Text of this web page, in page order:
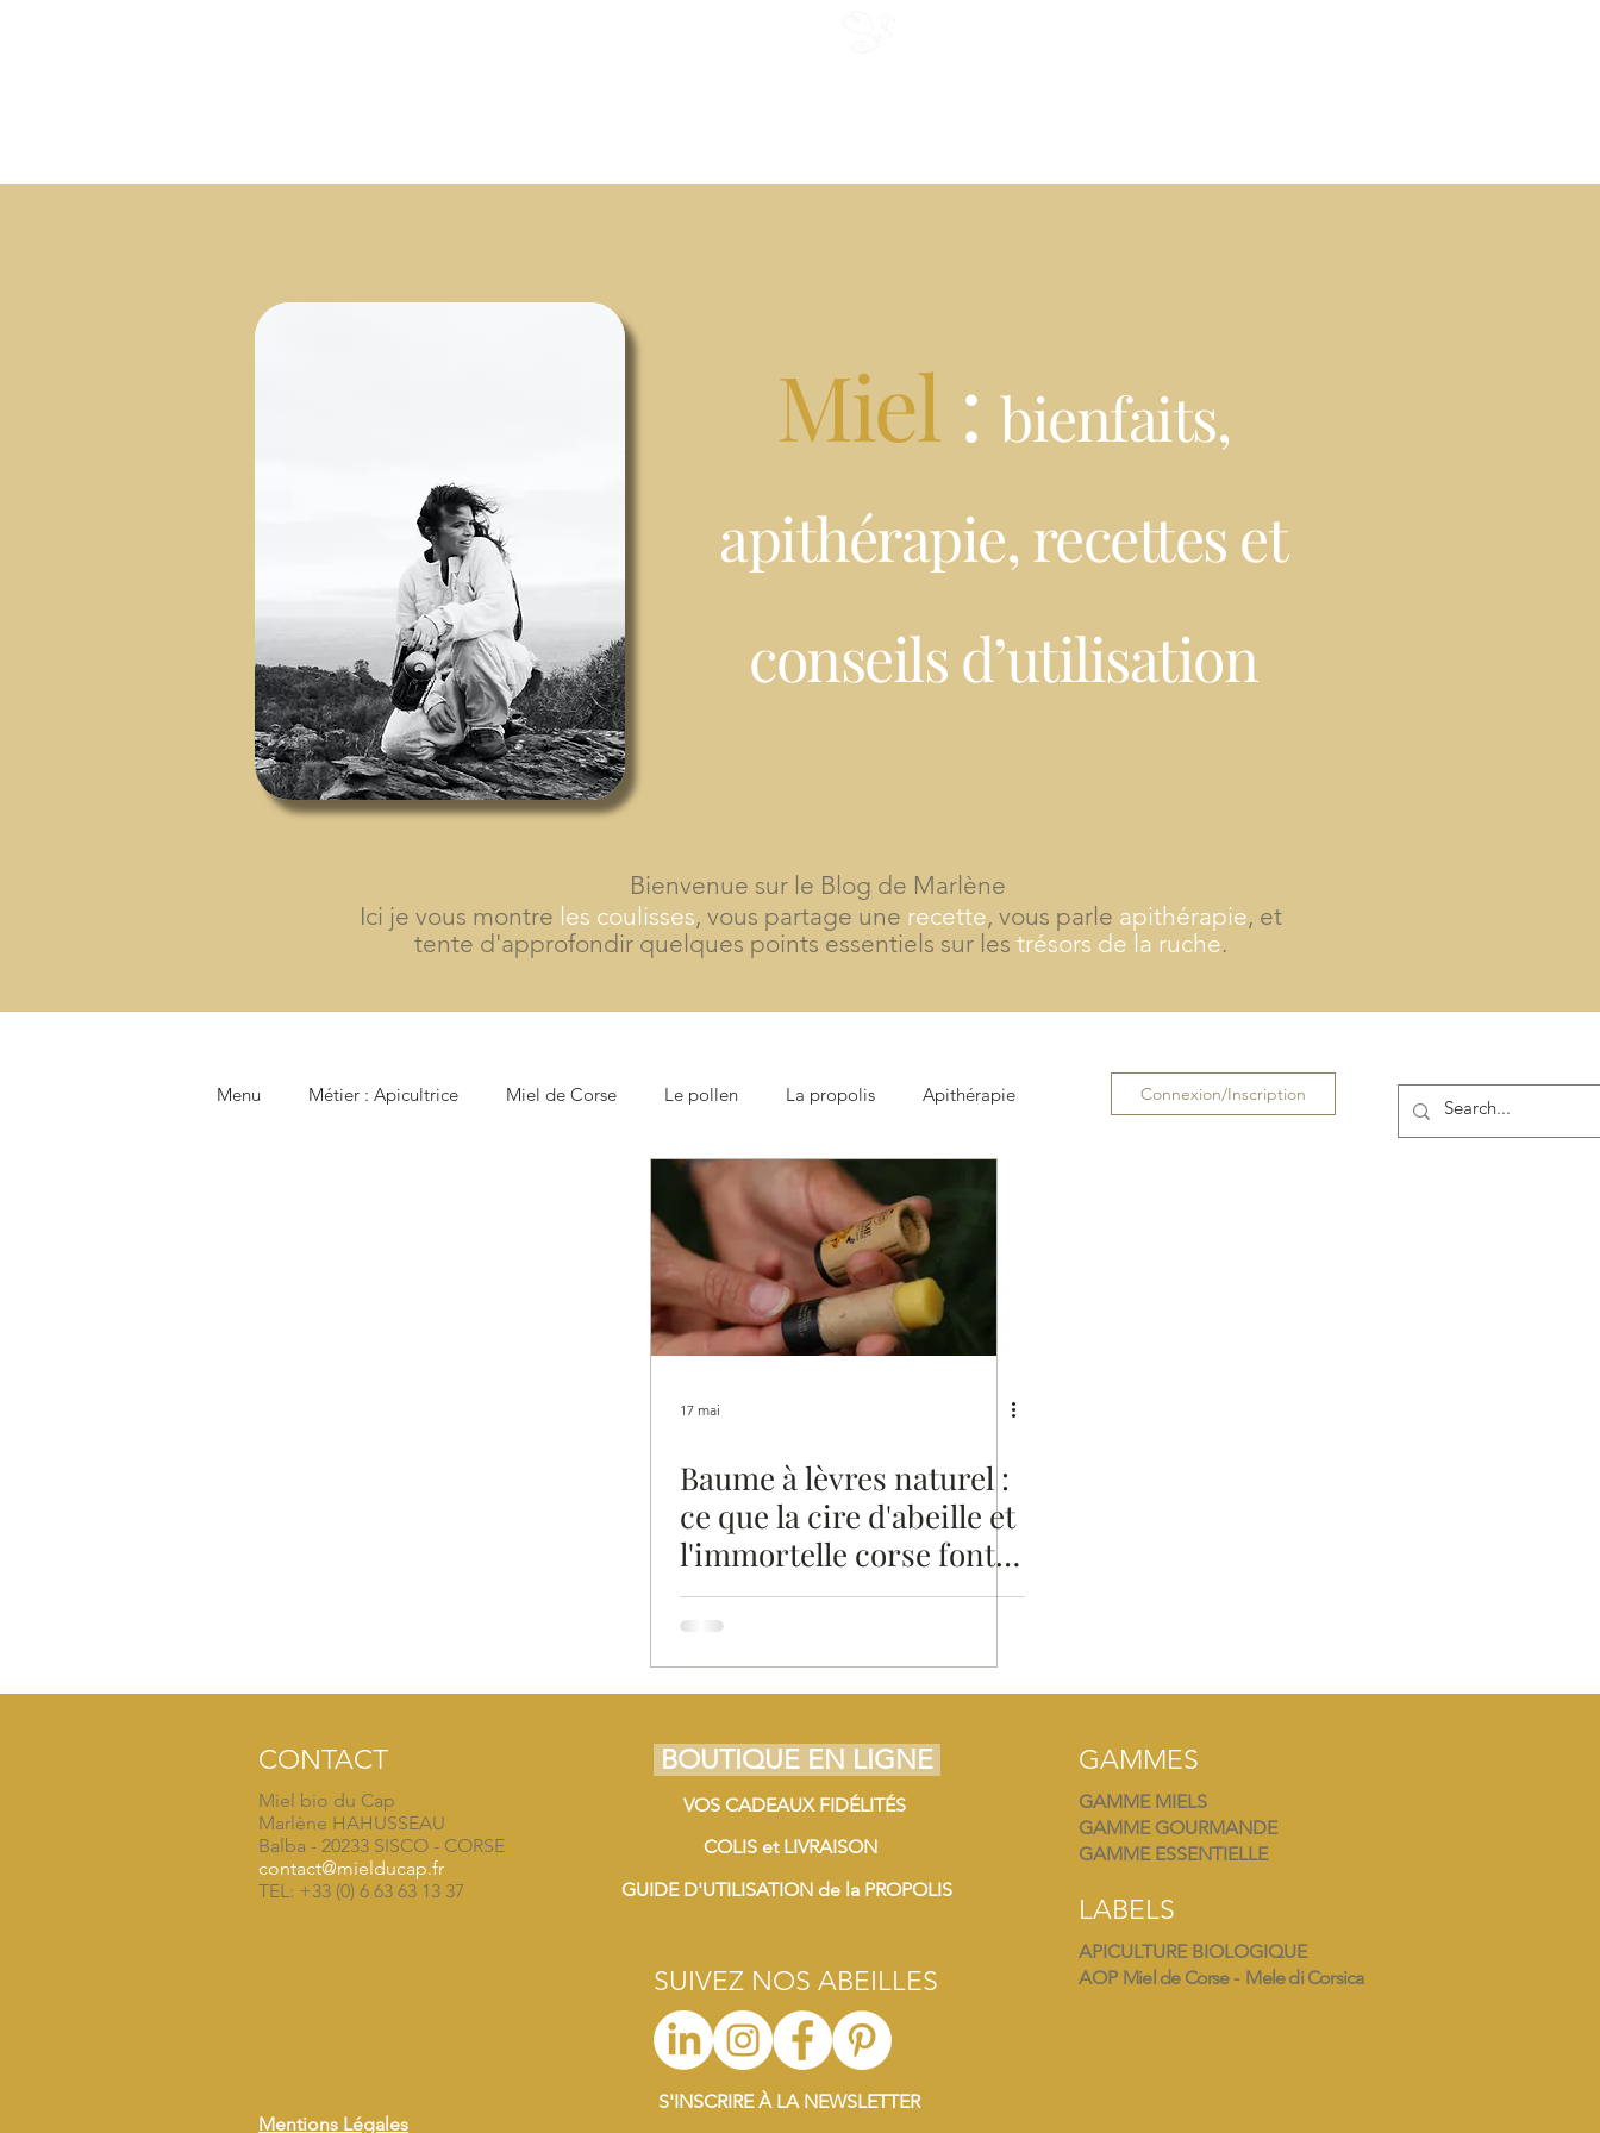
Miel :bienfaits,
apithérapie, recettes et
conseils d’utilisation
Bienvenue sur le Blog de Marlène
Ici je vous montre les coulisses, vous partage une recette, vous parle apithérapie, et
tente d'approfondir quelques points essentiels sur les trésors de la ruche.
Menu Métier : Apicultrice Miel de Corse Le pollen La propolis Apithérapie
Gourmandise
Connexion/Inscription
17 mai
Baume à lèvres naturel :
ce que la cire d'abeille et
l'immortelle corse font
vraiment pour vos lèvres
CONTACT
Miel bio du Cap
Marlène HAHUSSEAU
Balba - 20233 SISCO - CORSE
contact@mielducap.fr
TEL: +33 (0) 6 63 63 13 37
Mentions Légales
BOUTIQUE EN LIGNE
VOS CADEAUX FIDÉLITÉS
COLIS et LIVRAISON
GUIDE D'UTILISATION de la PROPOLIS
SUIVEZ NOS ABEILLES
S'INSCRIRE À LA NEWSLETTER
GAMMES
GAMME MIELS
GAMME GOURMANDE
GAMME ESSENTIELLE
LABELS
APICULTURE BIOLOGIQUE
AOP Miel de Corse - Mele di Corsica